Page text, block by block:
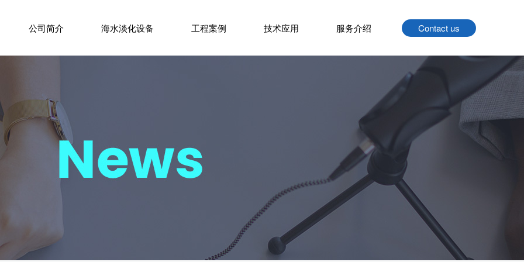
公司简介 海水淡化设备 工程案例 技术应用 服务介绍 Contact us